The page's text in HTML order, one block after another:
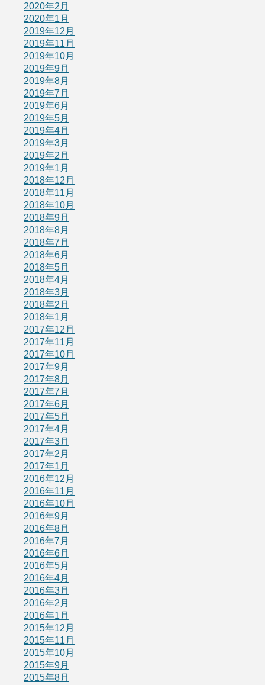
2020年2月
2020年1月
2019年12月
2019年11月
2019年10月
2019年9月
2019年8月
2019年7月
2019年6月
2019年5月
2019年4月
2019年3月
2019年2月
2019年1月
2018年12月
2018年11月
2018年10月
2018年9月
2018年8月
2018年7月
2018年6月
2018年5月
2018年4月
2018年3月
2018年2月
2018年1月
2017年12月
2017年11月
2017年10月
2017年9月
2017年8月
2017年7月
2017年6月
2017年5月
2017年4月
2017年3月
2017年2月
2017年1月
2016年12月
2016年11月
2016年10月
2016年9月
2016年8月
2016年7月
2016年6月
2016年5月
2016年4月
2016年3月
2016年2月
2016年1月
2015年12月
2015年11月
2015年10月
2015年9月
2015年8月